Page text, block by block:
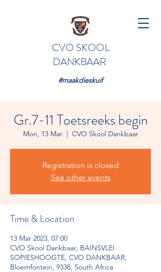
CVO SKOOL
DANKBAAR
#maakdieskuif
Gr.7-11 Toetsreeks begin
Mon, 13 Mar
  |
CVO Skool Dankbaar
Registration is closed
See other events
Time & Location
13 Mar 2023, 07:00
CVO Skool Dankbaar, BAINSVLEI
SOPIESHOOGTE, CVO DANKBAAR,
Bloemfontein, 9338, South Africa